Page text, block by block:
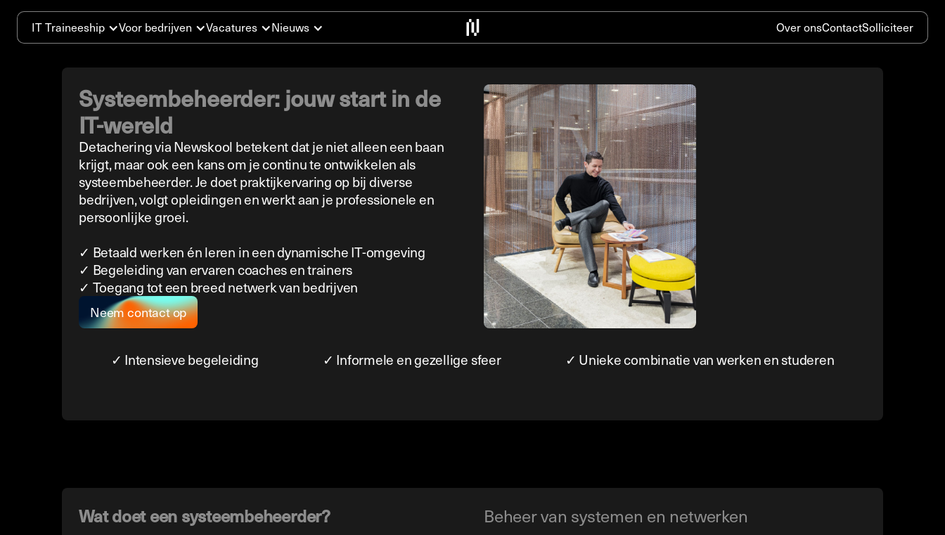
IT Traineeship Voor bedrijven Vacatures Nieuws Over onsContactSolliciteer
Systeembeheerder: jouw start in de
IT-wereld
Detachering via Newskool betekent dat je niet alleen een baan
krijgt, maar ook een kans om je continu te ontwikkelen als
systeembeheerder. Je doet praktijkervaring op bij diverse
bedrijven, volgt opleidingen en werkt aan je professionele en
persoonlijke groei.
✓ Betaald werken én leren in een dynamische IT-omgeving
✓ Begeleiding van ervaren coaches en trainers
✓ Toegang tot een breed netwerk van bedrijven
Neem contact op
✓ Intensieve begeleiding ✓ Informele en gezellige sfeer ✓ Unieke combinatie van werken en studeren
Wat doet een systeembeheerder? Beheer van systemen en netwerken